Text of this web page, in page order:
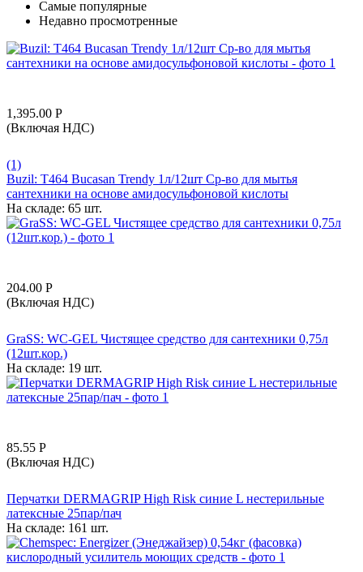
Самые популярные
Недавно просмотренные
1,395.00 Р
(Включая НДС)
(1)
Buzil: T464 Bucasan Trendy 1л/12шт Ср-во для мытья
сантехники на основе амидосульфоновой кислоты
На складе: 65 шт.
204.00 Р
(Включая НДС)
GraSS: WC-GEL Чистящее средство для сантехники 0,75л
(12шт.кор.)
На складе: 19 шт.
85.55 Р
(Включая НДС)
Перчатки DERMAGRIP High Risk синие L нестерильные
латексные 25пар/пач
На складе: 161 шт.